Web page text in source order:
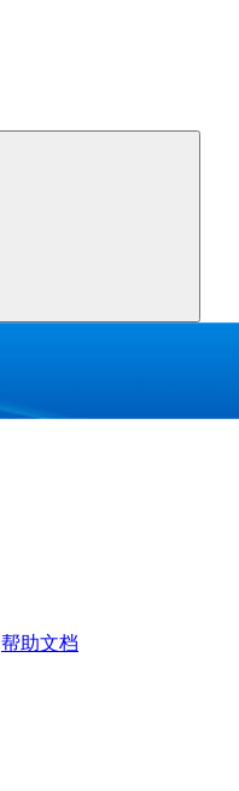
帮助文档